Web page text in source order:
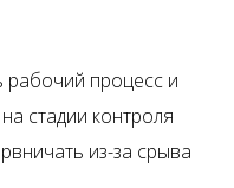
рабочий процесс и
стадии контроля
из-за срыва